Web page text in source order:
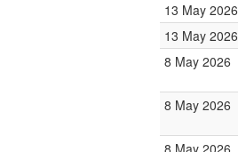
13 May 2026
13 May 2026
8 May 2026
8 May 2026
8 May 2026